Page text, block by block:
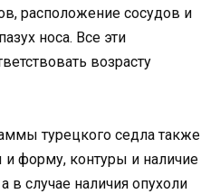
расположение сосудов и
носа. Все эти
возрасту
турецкого седла также
форму, контуры и наличие
в случае наличия опухоли